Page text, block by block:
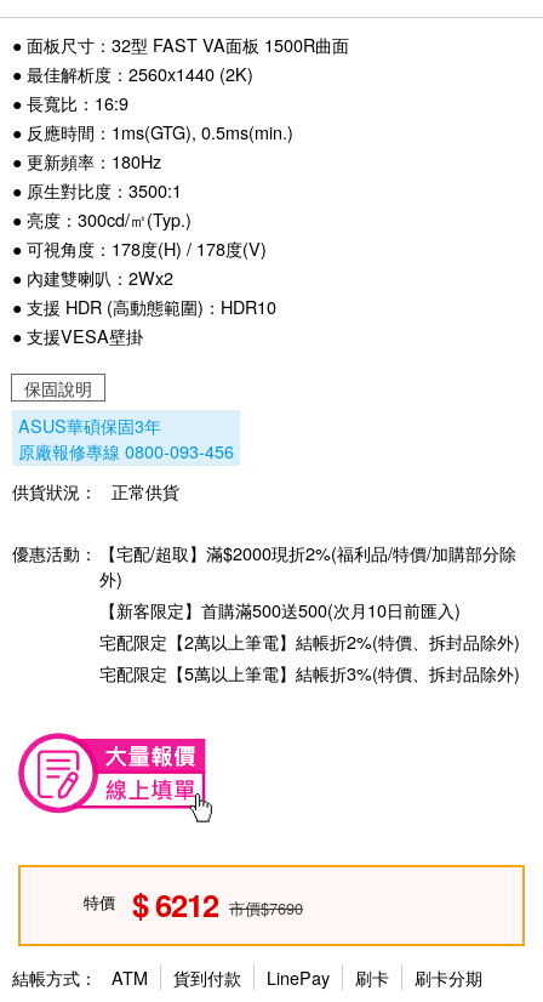
● 面板尺寸：32型 FAST VA面板 1500R曲面
● 最佳解析度：2560x1440 (2K)
● 長寬比：16:9
● 反應時間：1ms(GTG), 0.5ms(min.)
● 更新頻率：180Hz
● 原生對比度：3500:1
● 亮度：300cd/㎡(Typ.)
● 可視角度：178度(H) / 178度(V)
● 內建雙喇叭：2Wx2
● 支援 HDR (高動態範圍)：HDR10
● 支援VESA壁掛
保固說明
ASUS華碩保固3年
原廠報修專線 0800-093-456
供貨狀況：
正常供貨
優惠活動：
【宅配/超取】滿$2000現折2%(福利品/特價/加購部分除
外)
【新客限定】首購滿500送500(次月10日前匯入)
宅配限定【2萬以上筆電】結帳折2%(特價、拆封品除外)
宅配限定【5萬以上筆電】結帳折3%(特價、拆封品除外)
特價 6212 市價$7690
結帳方式： ATM 貨到付款 LinePay 刷卡 刷卡分期